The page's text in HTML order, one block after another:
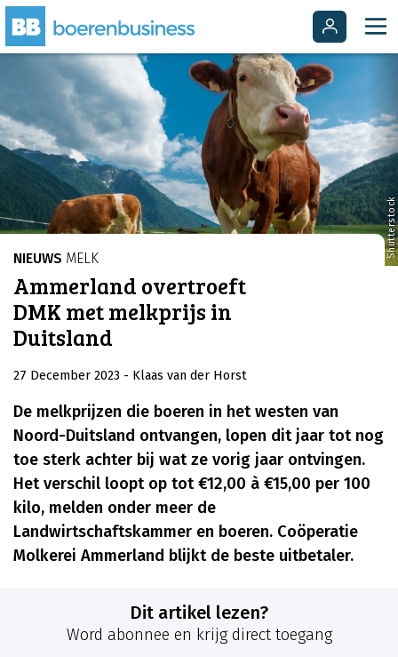
Shutterstock
NIEUWS MELK
Ammerland overtroeft
DMK met melkprijs in
Duitsland
27 December 2023 - Klaas van der Horst
De melkprijzen die boeren in het westen van
Noord-Duitsland ontvangen, lopen dit jaar tot nog
toe sterk achter bij wat ze vorig jaar ontvingen.
Het verschil loopt op tot €12,00 à €15,00 per 100
kilo, melden onder meer de
Landwirtschaftskammer en boeren. Coöperatie
Molkerei Ammerland blijkt de beste uitbetaler.
Dit artikel lezen?
Word abonnee en krijg direct toegang